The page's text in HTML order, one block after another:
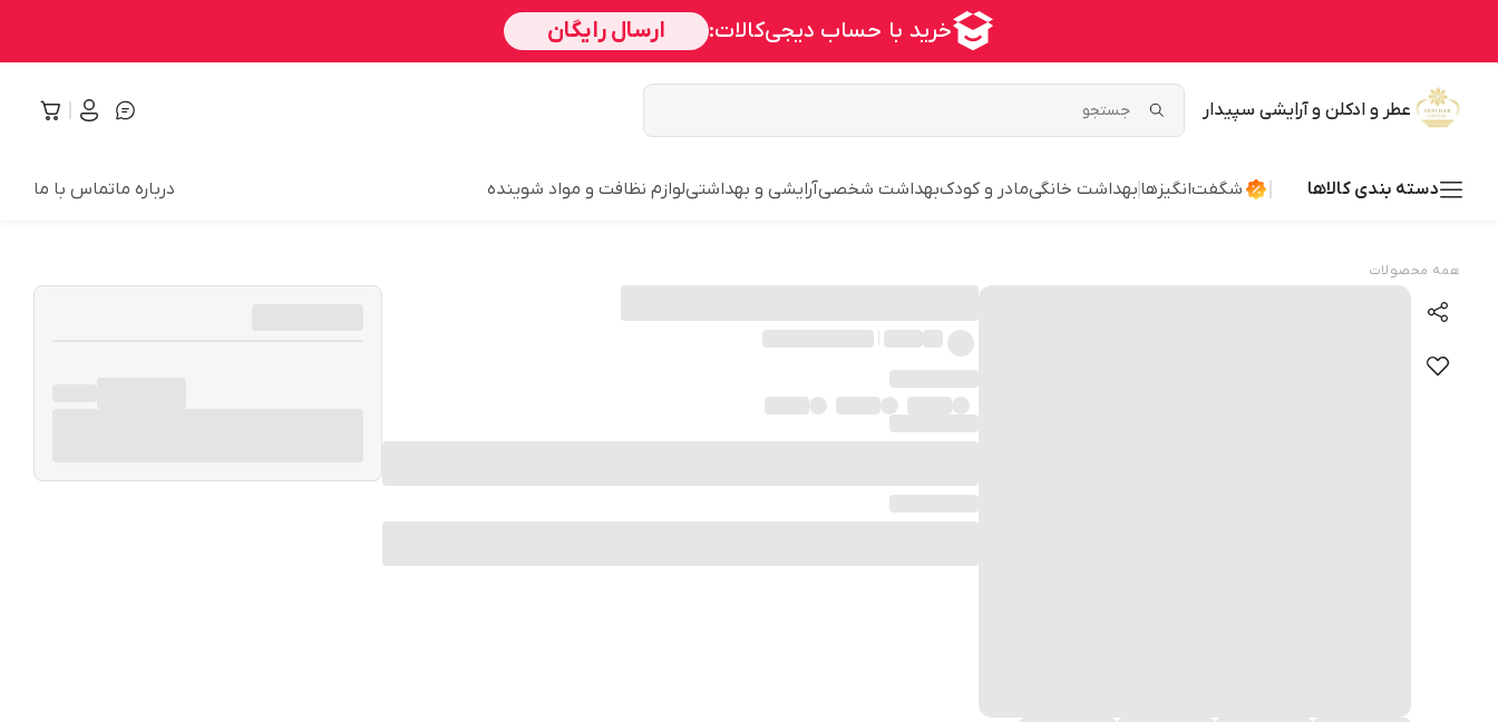
عطر و ادکلن و آرایشی سپیدار
دسته بندی کالاها شگفت‌انگیزها بهداشت خانگیمادر و کودکبهداشت شخصیآرایشی و بهداشتیلوازم نظافت و مواد شوینده درباره ماتماس با ما
همه محصولات